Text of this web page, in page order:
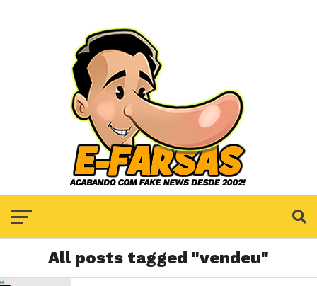
All posts tagged "vendeu"